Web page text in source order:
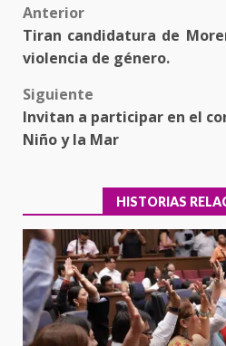
Post
navigation
Anterior
Tiran candidatura de
violencia de género.
Siguiente
Invitan a participar en el
Niño y la Mar
HISTORIAS